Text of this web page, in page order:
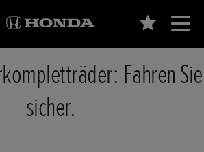
Fahren Sie
sicher.